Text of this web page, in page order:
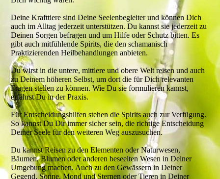
Deine Krafttiere sind Deine Seelenbegleiter und können Dich
auch im Alltag jederzeit unterstützen. Du kannst sie jederzeit zu
Deinen Sorgen befragen und um Hilfe oder Schutz bitten. Es
gibt auch mitfühlende Spirits, die den schamanisch
Praktizierenden Heilbehandlungen anbieten.
Du wirst in die untere, mittlere und obere Welt reisen und auch
zu Deinem höheren Selbst, um dort die für Dich relevanten
Fragen stellen zu können. Wie Du sie formulieren kannst,
erfährst Du in der Praxis.
Für Entscheidungshilfen stehen die Spirits auch zur Verfügung.
So kannst Du Dir immer sicher sein, die richtige Entscheidung
Deiner Seele für den weiteren Weg auszusuchen.
Du kannst Reisen zu den Elementen oder Naturwesen,
Bäumen, Blumen oder anderen beseelten Wesen in Deiner
Umgebung machen. Auch zu den Gewässern in Deiner
Gegend, Sonne, Mond und Sternen oder Tieren in Deiner